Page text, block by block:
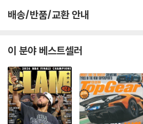
배송/반품/교환 안내
이 분야 베스트셀러